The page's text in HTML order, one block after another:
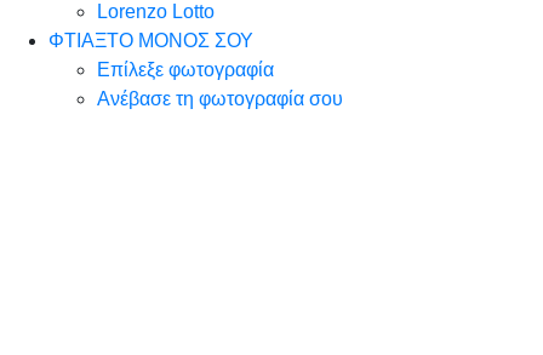
Lorenzo Lotto
ΦΤΙΑΞΤΟ ΜΟΝΟΣ ΣΟΥ
Επίλεξε φωτογραφία
Ανέβασε τη φωτογραφία σου